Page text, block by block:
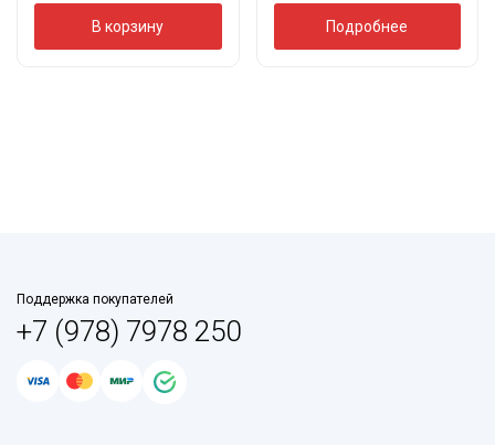
В корзину Подробнее
Поддержка покупателей
+7 (978) 7978 250